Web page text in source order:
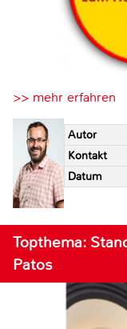
>> mehr erfahren
Autor
Kontakt
Datum
Topthema:
Patos